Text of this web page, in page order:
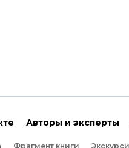
Авторы и эксперты
Фрагмент книги